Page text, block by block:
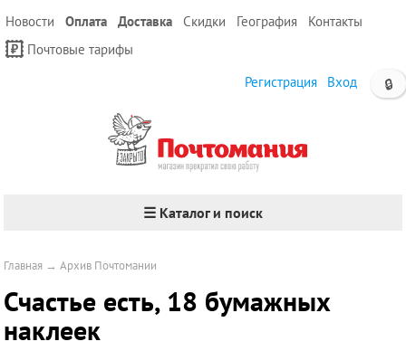
Новости Оплата Доставка Скидки География
Контакты
Почтовые тарифы
🔒
Регистрация Вход
☰ Каталог и поиск
Главная →Архив Почтомании
Счастье есть, 18 бумажных
наклеек